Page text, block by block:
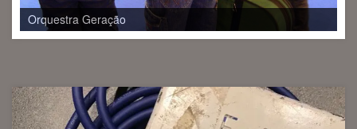
Angélica Salvi